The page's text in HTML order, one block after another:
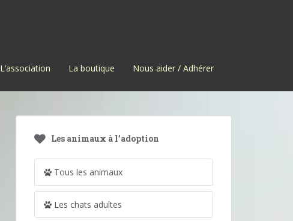
L’association La boutique Nous aider / Adhérer
Les animaux à l’adoption
Tous les animaux
Les chats adultes